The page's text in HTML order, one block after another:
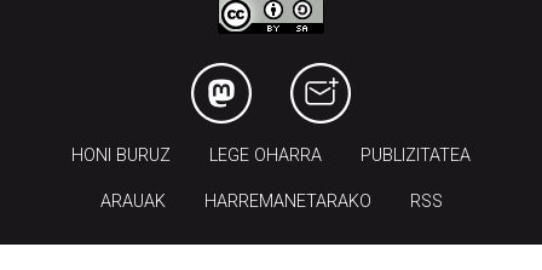
HONI BURUZ LEGE OHARRA PUBLIZITATEA
ARAUAK HARREMANETARAKO RSS